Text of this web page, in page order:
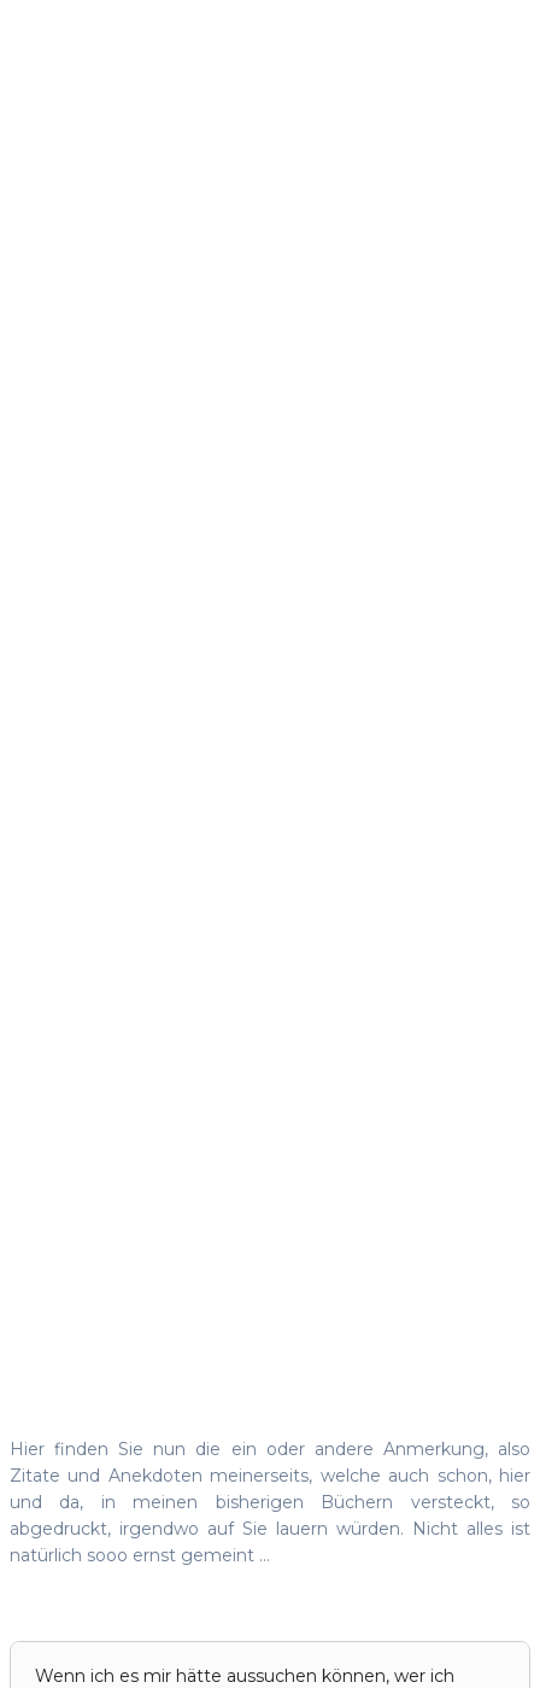
Hier finden Sie nun die ein oder andere Anmerkung, also
Zitate und Anekdoten meinerseits, welche auch schon, hier
und da, in meinen bisherigen Büchern versteckt, so
abgedruckt, irgendwo auf Sie lauern würden. Nicht alles ist
natürlich sooo ernst gemeint …
Wenn ich es mir hätte aussuchen können, wer ich